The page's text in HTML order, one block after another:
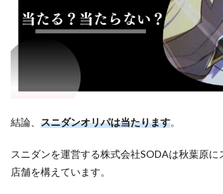
結論、 スニダンオリパは当たります。
スニダンを運営する株式会社SODAは秋葉原
店舗を構えています。